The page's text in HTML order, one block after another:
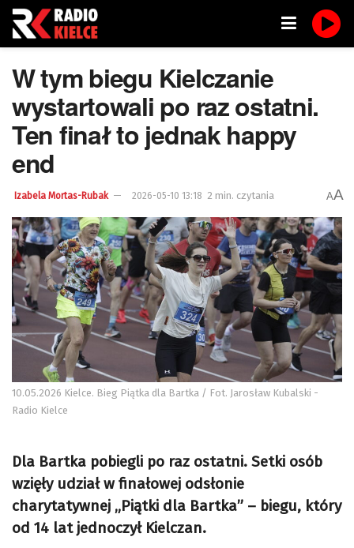
W tym biegu Kielczanie
wystartowali po raz ostatni.
Ten finał to jednak happy
end
Izabela Mortas-Rubak 2026-05-10 13:18 2 min. czytania AA
10.05.2026 Kielce. Bieg Piątka dla Bartka / Fot. Jarosław Kubalski -
Radio Kielce
Dla Bartka pobiegli po raz ostatni. Setki osób
wzięły udział w finałowej odsłonie
charytatywnej „Piątki dla Bartka” – biegu, który
od 14 lat jednoczył Kielczan.